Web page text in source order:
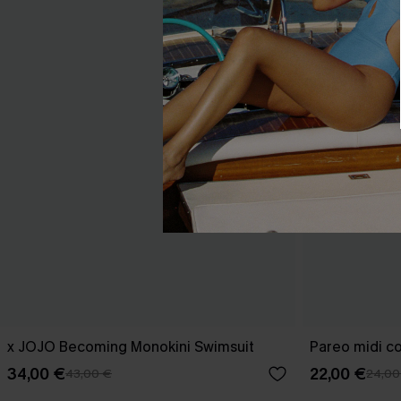
x JOJO Becoming Monokini Swimsuit
34,00 €43,00 €
Pareo midi
22,00 €